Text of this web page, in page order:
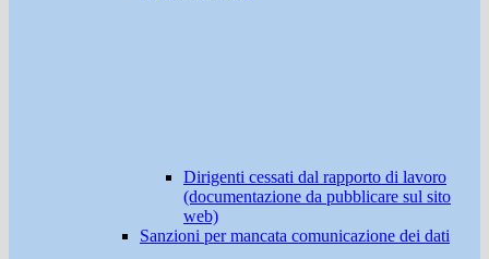
Dirigenti cessati dal rapporto di lavoro
(documentazione da pubblicare sul sito
web)
Sanzioni per mancata comunicazione dei dati